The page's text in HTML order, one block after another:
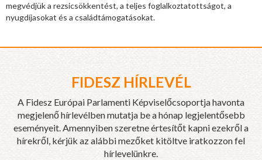
megvédjük a rezsicsökkentést, a teljes foglalkoztatottságot, a
nyugdíjasokat és a családtámogatásokat.
FIDESZ HÍRLEVÉL
A Fidesz Európai Parlamenti Képviselőcsoportja havonta
megjelenő hírlevélben mutatja be a hónap legjelentősebb
eseményeit. Amennyiben szeretne értesítőt kapni ezekről a
hírekről, kérjük az alábbi mezőket kitöltve iratkozzon fel
hírlevelünkre.